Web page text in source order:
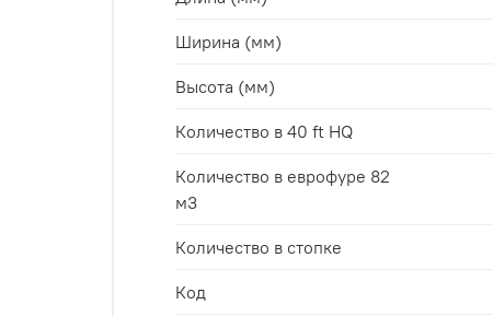
Ширина (мм)
Высота (мм)
Количество в 40 ft HQ
Количество в еврофуре 82
м3
Количество в стопке
Код